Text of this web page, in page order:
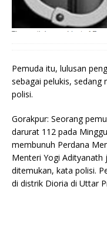
Pemuda itu, lulusan
sebagai pelukis, sedang
polisi.
Gorakpur: Seorang
darurat 112 pada
membunuh Perdana
Menteri Yogi
ditemukan, kata polisi.
di distrik Dioria di Uttar